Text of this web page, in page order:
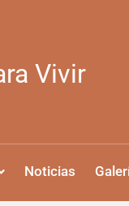
Vivir
Noticias